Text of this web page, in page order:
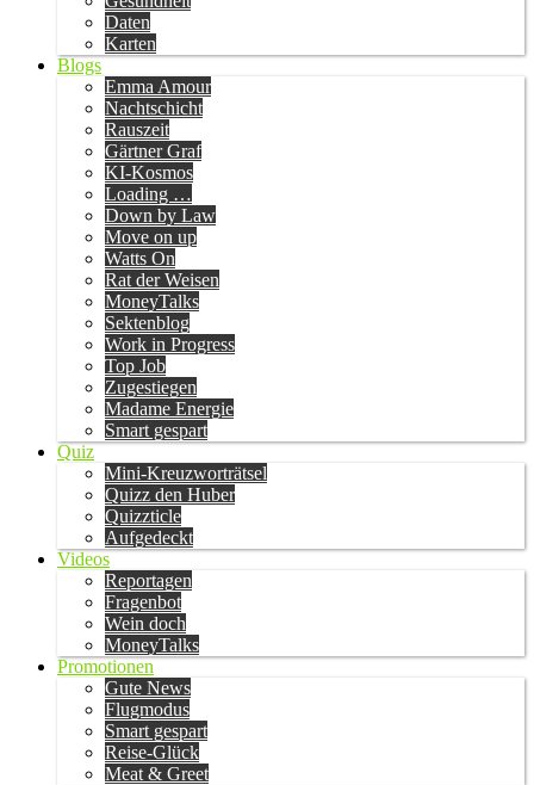
Daten
Karten
Blogs
Emma Amour
Nachtschicht
Rauszeit
Gärtner Graf
KI-Kosmos
Loading …
Down by Law
Move on up
Watts On
Rat der Weisen
MoneyTalks
Sektenblog
Work in Progress
Top Job
Zugestiegen
Madame Energie
Smart gespart
Quiz
Mini-Kreuzworträtsel
Quizz den Huber
Quizzticle
Aufgedeckt
Videos
Reportagen
Fragenbot
Wein doch
MoneyTalks
Promotionen
Gute News
Flugmodus
Smart gespart
Reise-Glück
Meat & Greet